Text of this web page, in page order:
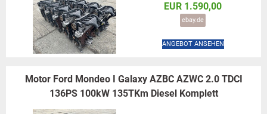
EUR 1.590,00
ebay.de
ANGEBOT ANSEHEN
Motor Ford Mondeo I Galaxy AZBC AZWC 2.0 TDCI
136PS 100kW 135TKm Diesel Komplett